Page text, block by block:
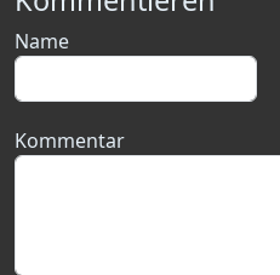
Name
Kommentar